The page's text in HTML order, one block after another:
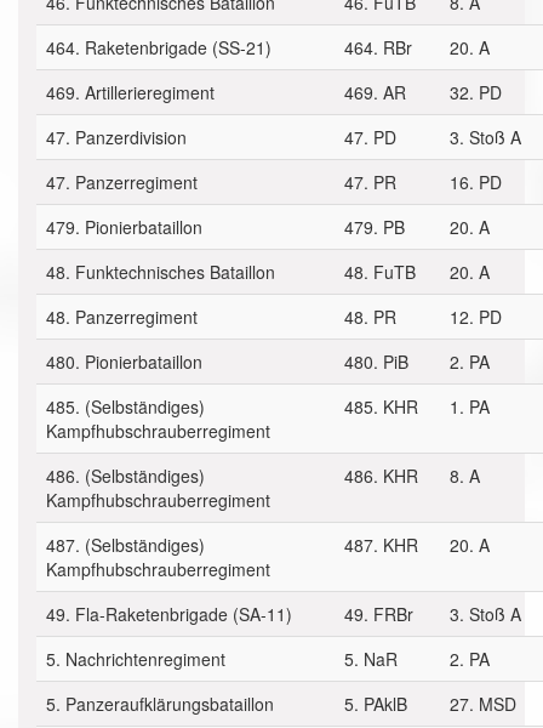
464. Raketenbrigade (SS-21)
464. RBr
20. A
469. Artillerieregiment
469. AR
32. PD
47. Panzerdivision
47. PD
3. Stoß A
47. Panzerregiment
47. PR
16. PD
479. Pionierbataillon
479. PB
20. A
48. Funktechnisches Bataillon
48. FuTB
20. A
48. Panzerregiment
48. PR
12. PD
480. Pionierbataillon
480. PiB
2. PA
485. (Selbständiges)
Kampfhubschrauberregiment
485. KHR 1. PA
486. (Selbständiges)
Kampfhubschrauberregiment
486. KHR 8. A
487. (Selbständiges)
Kampfhubschrauberregiment
487. KHR 20. A
49. Fla-Raketenbrigade (SA-11) 49. FRBr
3. Stoß A
5. Nachrichtenregiment
5. NaR
2. PA
5. Panzeraufklärungsbataillon
5. PAklB
27. MSD